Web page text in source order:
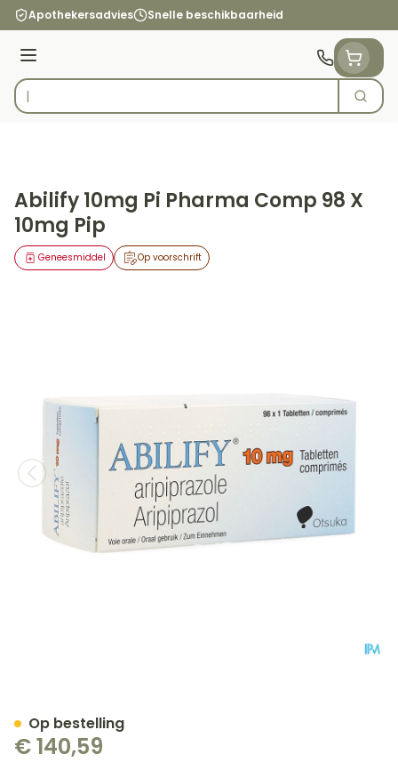
Ga naar de inhoud
Apothekersadvies Snelle beschikbaarheid
Menu
Product, merk, categorie...
Zoek
Abilify 10mg Pi Pharma Comp 98 X
10mg Pip
Op voorschrift
Geneesmiddel
€ 140,59
Op bestelling